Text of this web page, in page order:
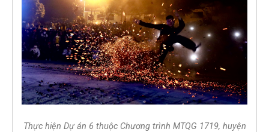
Thực hiện Dự án 6 thuộc Chương trình MTQG 1719, huyện